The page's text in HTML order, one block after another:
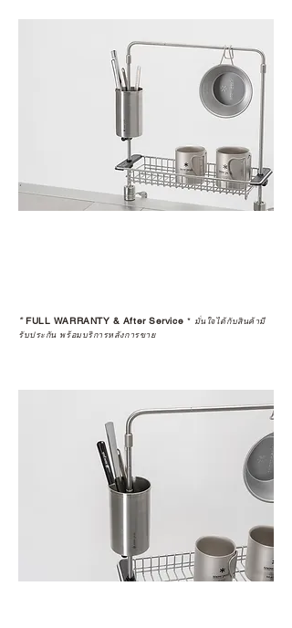
*FULL WARRANTY & After Service * มั่นใจได้กับสินค้ามี
รับประกัน พร้อมบริการหลังการขาย